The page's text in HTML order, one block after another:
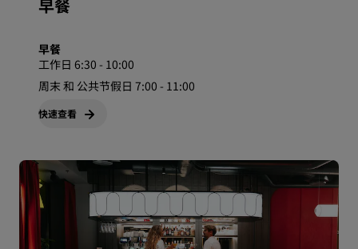
早餐
早餐
工作日 6:30 - 10:00
周末 和 公共节假日 7:00 - 11:00
快速查看